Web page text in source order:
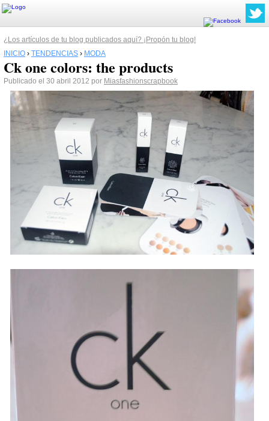
¿Los artículos de tu blog publicados aquí? ¡Propón tu blog!
INICIO › TENDENCIAS › MODA
Ck one colors: the products
Publicado el 30 abril 2012 por Miasfashionscrapbook